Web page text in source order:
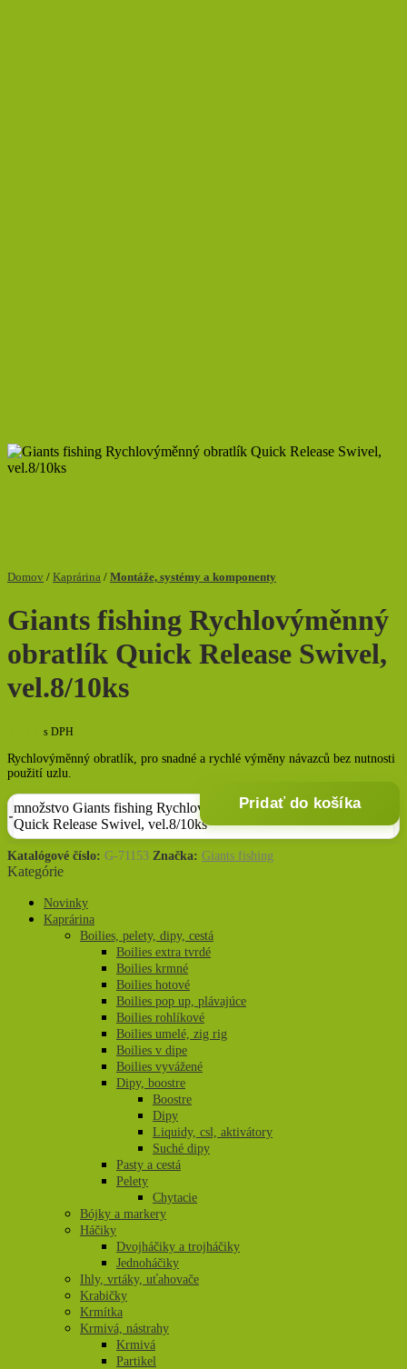
Domov / Kaprárina / Montáže, systémy a komponenty
Giants fishing Rychlovýměnný
obratlík Quick Release Swivel,
vel.8/10ks
s DPH
Rychlovýměnný obratlík, pro snadné a rychlé výměny návazců bez nutnosti
použití uzlu.
množstvo Giants fishing Rychlovýměnný obratlík
Quick Release Swivel, vel.8/10ks
Pridať do košíka
Katalógové číslo: G-71153 Značka: Giants fishing
Kategórie
Novinky
Kaprárina
Boilies, pelety, dipy, cestá
Boilies extra tvrdé
Boilies krmné
Boilies hotové
Boilies pop up, plávajúce
Boilies rohlíkové
Boilies umelé, zig rig
Boilies v dipe
Boilies vyvážené
Dipy, boostre
Boostre
Dipy
Liquidy, csl, aktivátory
Suché dipy
Pasty a cestá
Pelety
Chytacie
Bójky a markery
Háčiky
Dvojháčiky a trojháčiky
Jednoháčiky
Ihly, vrtáky, uťahovače
Krabičky
Krmítka
Krmivá, nástrahy
Krmivá
Partikel